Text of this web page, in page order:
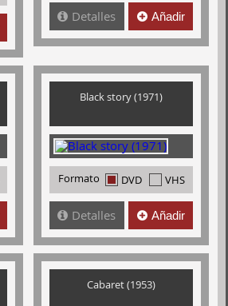
Detalles Añadir
Black story (1971)
Formato DVD VHS
Detalles Añadir
Cabaret (1953)